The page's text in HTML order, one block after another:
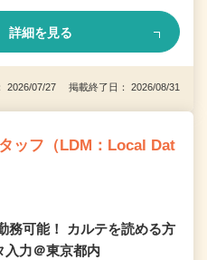
詳細を見る
2026/07/27 掲載終了日： 2026/08/31
ッフ（LDM：Local Dat
可能！ カルテを読める方
入力＠東京都内